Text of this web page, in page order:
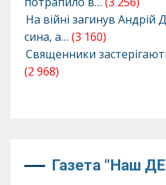
На війні загинув Андрій
сина, а… (3 160)
Священники
(2 968)
Газета “Наш